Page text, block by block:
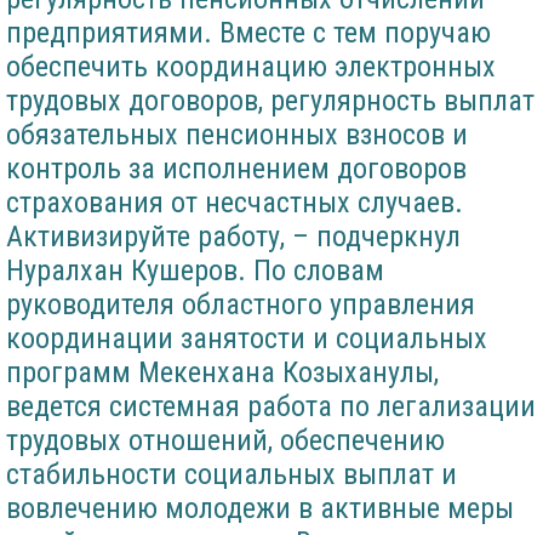
предприятиями. Вместе с тем поручаю
обеспечить координацию электронных
трудовых договоров, регулярность выплат
обязательных пенсионных взносов и
контроль за исполнением договоров
страхования от несчастных случаев.
Активизируйте работу, – подчеркнул
Нуралхан Кушеров. По словам
руководителя областного управления
координации занятости и социальных
программ Мекенхана Козыханулы,
ведется системная работа по легализации
трудовых отношений, обеспечению
стабильности социальных выплат и
вовлечению молодежи в активные меры